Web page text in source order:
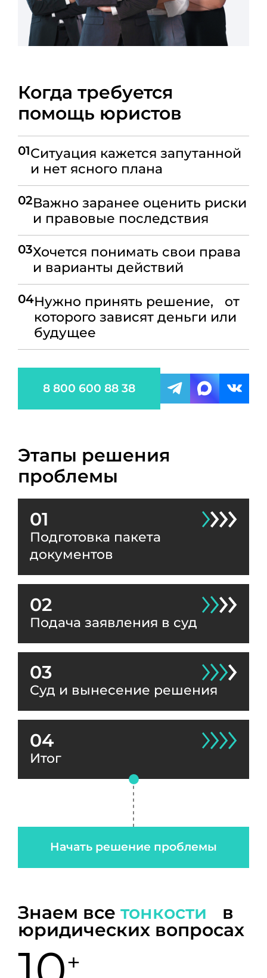
Когда требуется
помощь юристов
01Ситуация кажется запутанной
и нет ясного плана
02Важно заранее оценить риски
и правовые последствия
03Хочется понимать свои права
и варианты действий
04Нужно принять решение, от
которого зависят деньги или
будущее
8 800 600 88 38
Этапы решения
проблемы
01
Подготовка пакета
документов
02
Подача заявления в суд
03
Суд и вынесение решения
04
Итог
Начать решение проблемы
Знаем все тонкости в
юридических вопросах
+